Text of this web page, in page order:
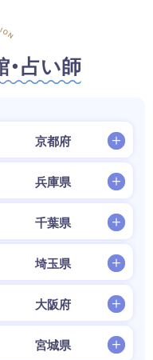
占い師
京都府
兵庫県
千葉県
埼玉県
大阪府
宮城県